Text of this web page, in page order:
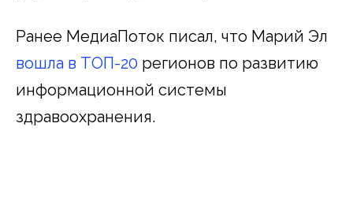
Ранее МедиаПоток писал, что Марий Эл
вошла в ТОП-20 регионов по развитию
информационной системы
здравоохранения.